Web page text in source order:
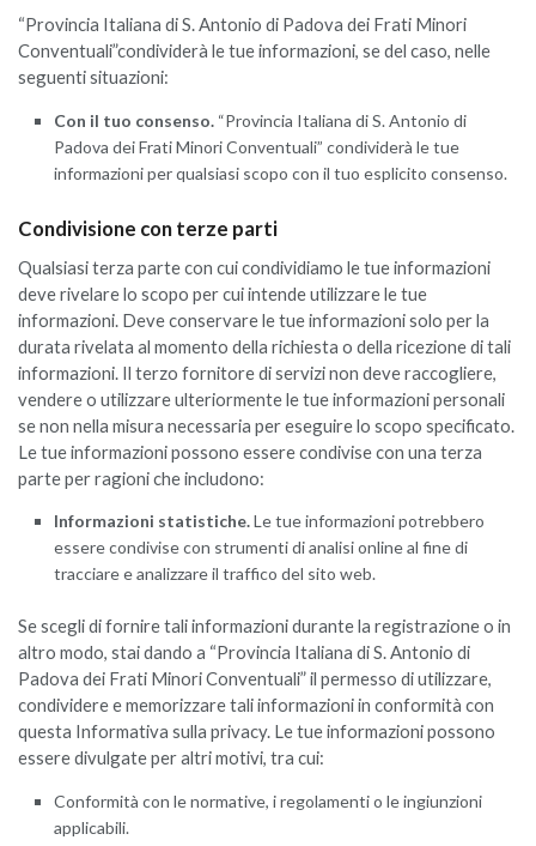
“Provincia Italiana di S. Antonio di Padova dei Frati Minori
Conventuali”condividerà le tue informazioni, se del caso, nelle
seguenti situazioni:
Con il tuo consenso. “Provincia Italiana di S. Antonio di
Padova dei Frati Minori Conventuali” condividerà le tue
informazioni per qualsiasi scopo con il tuo esplicito consenso.
Condivisione con terze parti
Qualsiasi terza parte con cui condividiamo le tue informazioni
deve rivelare lo scopo per cui intende utilizzare le tue
informazioni. Deve conservare le tue informazioni solo per la
durata rivelata al momento della richiesta o della ricezione di tali
informazioni. Il terzo fornitore di servizi non deve raccogliere,
vendere o utilizzare ulteriormente le tue informazioni personali
se non nella misura necessaria per eseguire lo scopo specificato.
Le tue informazioni possono essere condivise con una terza
parte per ragioni che includono:
Informazioni statistiche.Le tue informazioni potrebbero
essere condivise con strumenti di analisi online al fine di
tracciare e analizzare il traffico del sito web.
Se scegli di fornire tali informazioni durante la registrazione o in
altro modo, stai dando a “Provincia Italiana di S. Antonio di
Padova dei Frati Minori Conventuali” il permesso di utilizzare,
condividere e memorizzare tali informazioni in conformità con
questa Informativa sulla privacy. Le tue informazioni possono
essere divulgate per altri motivi, tra cui:
Conformità con le normative, i regolamenti o le ingiunzioni
applicabili.